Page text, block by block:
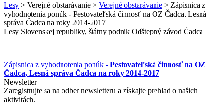
Lesy > Verejné obstarávanie > Verejné obstarávanie > Zápisnica z
vyhodnotenia ponúk - Pestovateľská činnosť na OZ Čadca, Lesná
správa Čadca na roky 2014-2017
Lesy Slovenskej republiky, štátny podnik Odštepný závod Čadca
Zápisnica z vyhodnotenia ponúk - Pestovateľská činnosť na OZ
Čadca, Lesná správa Čadca na roky 2014-2017
Newsletter
Zaregistrujte sa na odber newsletteru a získajte prehlad o našich
aktivitách.